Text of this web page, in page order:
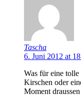
Tascha
6. Juni 2012 at
Was für eine
Kirschen oder
Moment